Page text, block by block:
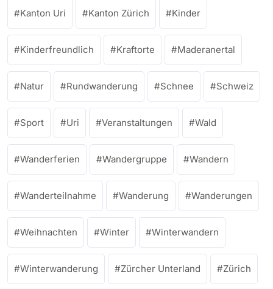
Kanton Uri Kanton Zürich Kinder
Kinderfreundlich Kraftorte Maderanertal
Natur Rundwanderung Schnee Schweiz
Sport Uri Veranstaltungen Wald
Wanderferien Wandergruppe Wandern
Wanderteilnahme Wanderung Wanderungen
Weihnachten Winter Winterwandern
Winterwanderung Zürcher Unterland Zürich